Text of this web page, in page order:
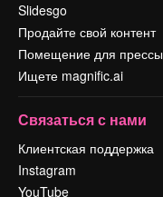
Slidesgo
Продайте свой контент
Помещение для прессы
Ищете magnific.ai
Связаться с нами
Клиентская поддержка
Instagram
YouTube